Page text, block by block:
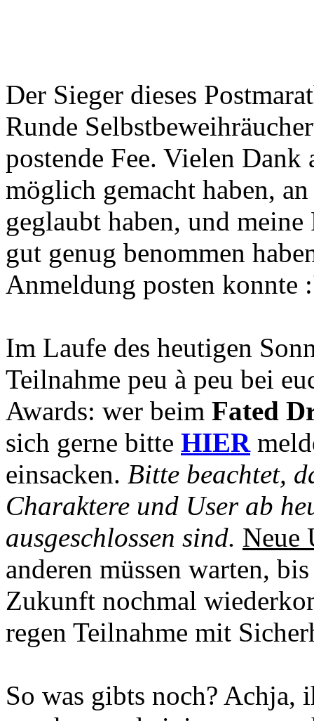
Der Sieger dieses
Runde
postende Fee. Vielen Dank
möglich gemacht haben,
geglaubt haben, und
gut genug benommen
Anmeldung posten konnte
Im Laufe des heutigen
Teilnahme peu à peu bei
Awards: wer beim Fated
sich gerne bitte HIER
einsacken. Bitte beachtet,
Charaktere und User ab
ausgeschlossen sind. Neue
anderen müssen warten,
Zukunft nochmal
regen Teilnahme mit
So was gibts noch? Achja,